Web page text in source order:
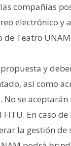
compañías
electrónico
de Teatro
y
así como
se
En caso
la gestión